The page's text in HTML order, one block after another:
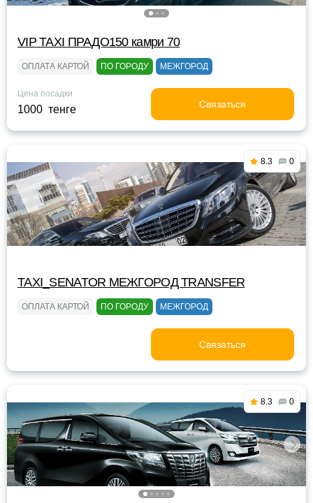
VIP TAXI ПРАДО150 камри 70
ОПЛАТА КАРТОЙ ПО ГОРОДУ МЕЖГОРОД
Цена посадки
1000 тенге Связаться
8.3 0
TAXI_SENATOR МЕЖГОРОД TRANSFER
ОПЛАТА КАРТОЙ ПО ГОРОДУ МЕЖГОРОД
Связаться
8.3 0